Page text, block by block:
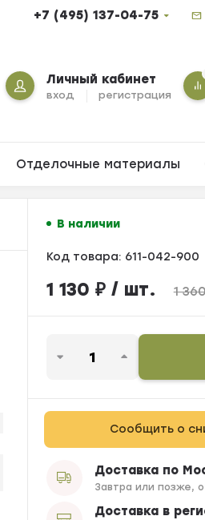
+7 (495) 137-04-75
Личный кабинет
вход регистрация
Отделочные материалы
В наличии
Код товара: 611-042-900
1 130 ₽/ шт. 1
Сообщить о
Доставка по
Завтра или позже,
Доставка в